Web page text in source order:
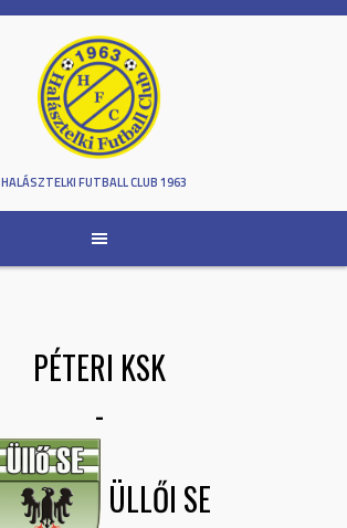
HALÁSZTELKI FUTBALL CLUB 1963
PÉTERI KSK
-
ÜLLŐI SE